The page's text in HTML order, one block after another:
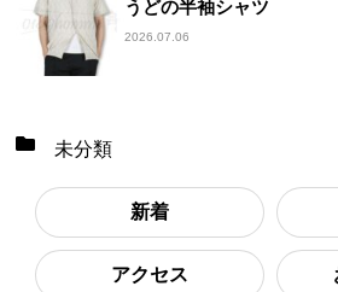
うどの半袖シャツ
2026.07.06
未分類
新着
アクセス